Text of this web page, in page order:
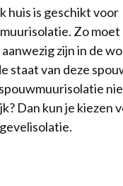
huis is geschikt voor
Zo moet
zijn in de
staat van deze
Dan kun je kiezen